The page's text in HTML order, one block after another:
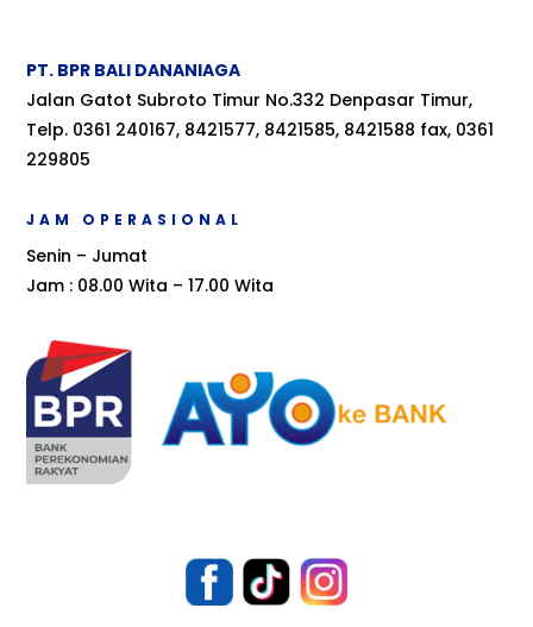
PT. BPR BALI DANANIAGA
Jalan Gatot Subroto Timur No.332 Denpasar Timur,
Telp. 0361 240167, 8421577, 8421585, 8421588 fax, 0361
229805
JAM OPERASIONAL
Senin – Jumat
Jam : 08.00 Wita – 17.00 Wita